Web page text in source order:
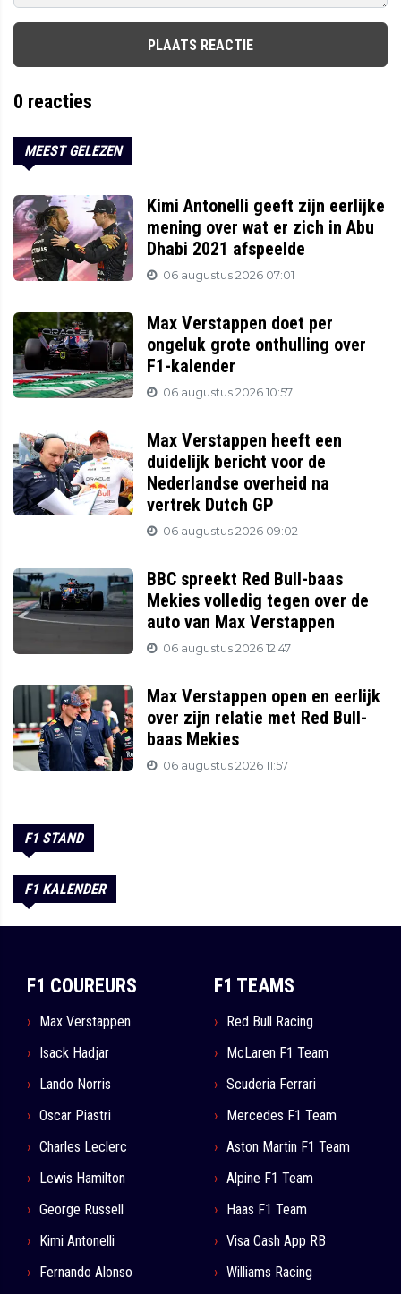
PLAATS REACTIE
0 reacties
MEEST GELEZEN
Kimi Antonelli geeft zijn eerlijke
mening over wat er zich in Abu
Dhabi 2021 afspeelde
06 augustus 2026 07:01
Max Verstappen doet per
ongeluk grote onthulling over
F1-kalender
06 augustus 2026 10:57
Max Verstappen heeft een
duidelijk bericht voor de
Nederlandse overheid na
vertrek Dutch GP
06 augustus 2026 09:02
BBC spreekt Red Bull-baas
Mekies volledig tegen over de
auto van Max Verstappen
06 augustus 2026 12:47
Max Verstappen open en eerlijk
over zijn relatie met Red Bull-
baas Mekies
06 augustus 2026 11:57
F1 STAND
F1 KALENDER
F1 COUREURS
Max Verstappen
Isack Hadjar
Lando Norris
Oscar Piastri
Charles Leclerc
Lewis Hamilton
George Russell
Kimi Antonelli
Fernando Alonso
F1 TEAMS
Red Bull Racing
McLaren F1 Team
Scuderia Ferrari
Mercedes F1 Team
Aston Martin F1 Team
Alpine F1 Team
Haas F1 Team
Visa Cash App RB
Williams Racing